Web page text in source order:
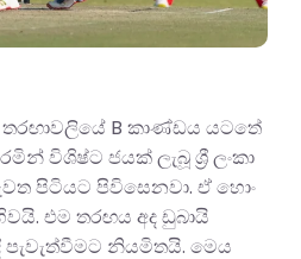
B කාණ්ඩය යටතේ
විශිෂ්ට ජයක් ලැබූ ශ්‍රී ලංකා
පිටියට පිවිසෙනවා. ඒ හොං
එම තරඟය අද ඩුබායි
පැවැත්වීමට නියමිතයි. මෙය